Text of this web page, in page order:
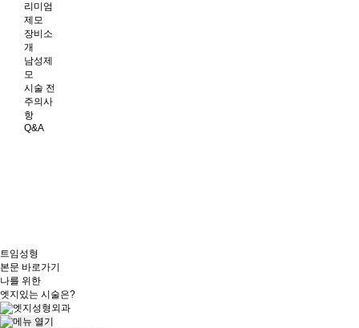
리미엄
제모
장비소
개
남성제
모
시술 전
주의사
항
Q&A
트임성형
본문 바로가기
나를 위한
엣지 있는 시술은?